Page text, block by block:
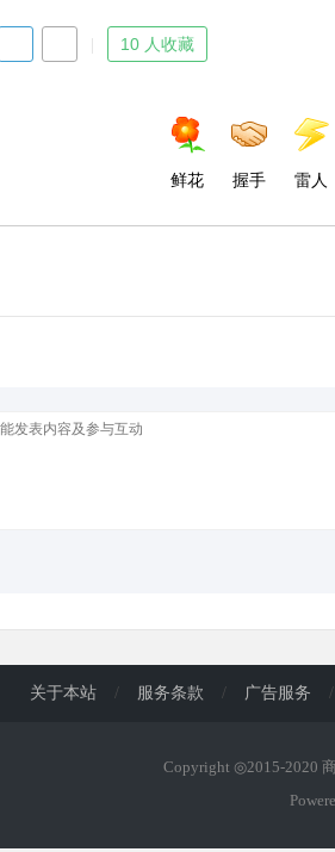
10 人收藏
鲜花 握手 雷人
关于本站 / 服务条款 / 广告服务 /
Copyright ◎2015-2020